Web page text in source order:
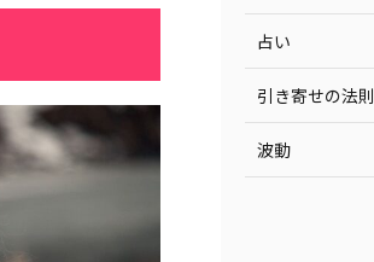
占い
引き寄せの法則
波動